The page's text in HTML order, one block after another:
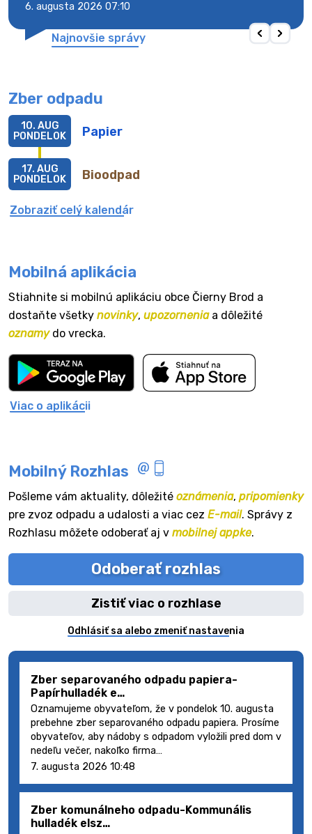
6. augusta 2026 07:10
Najnovšie správy
Zber odpadu
Papier
10. AUG
PONDELOK
Bioodpad
17. AUG
PONDELOK
Zobraziť celý kalendár
Mobilná aplikácia
Stiahnite si mobilnú aplikáciu obce Čierny Brod a
dostaňte všetky novinky, upozorneniaa dôležité
oznamydo vrecka.
Viac o aplikácii
Mobilný Rozhlas
Pošleme vám aktuality, dôležité oznámenia, pripomienky
pre zvoz odpadu a udalosti a viac cez E-mail. Správy z
Rozhlasu môžete odoberať aj v mobilnej appke.
Odoberať rozhlas
Zistiť viac o rozhlase
Odhlásiť sa alebo zmeniť nastavenia
Zber separovaného odpadu papiera-
Papírhulladék e…
Oznamujeme obyvateľom, že v pondelok 10. augusta
prebehne zber separovaného odpadu papiera. Prosíme
obyvateľov, aby nádoby s odpadom vyložili pred dom v
nedeľu večer, nakoľko firma…
7. augusta 2026 10:48
Zber komunálneho odpadu-Kommunális
hulladék elsz…